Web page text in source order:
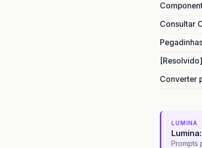
Consultar
Converter
LUMINA
Prompts